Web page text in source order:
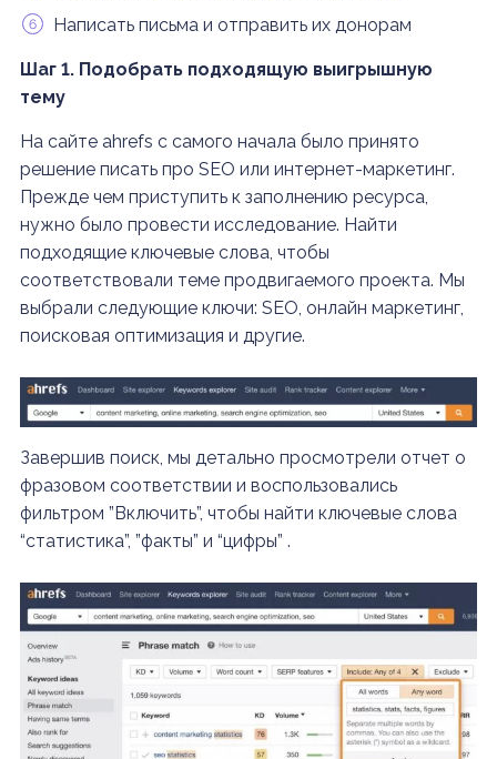
Написать письма и отправить их донорам
Шаг 1. Подобрать подходящую выигрышную
тему
На сайте ahrefs с самого начала было принято
решение писать про SEO или интернет-маркетинг.
Прежде чем приступить к заполнению ресурса,
нужно было провести исследование. Найти
подходящие ключевые слова, чтобы
соответствовали теме продвигаемого проекта. Мы
выбрали следующие ключи: SEO, онлайн маркетинг,
поисковая оптимизация и другие.
Завершив поиск, мы детально просмотрели отчет о
фразовом соответствии и воспользовались
фильтром ”Включить”, чтобы найти ключевые слова
“статистика”, ”факты” и “цифры” .